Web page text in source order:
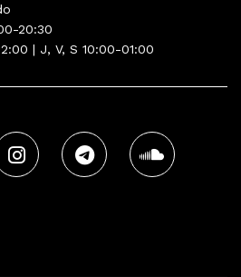
20:30
| J, V, S 10:00-01:00